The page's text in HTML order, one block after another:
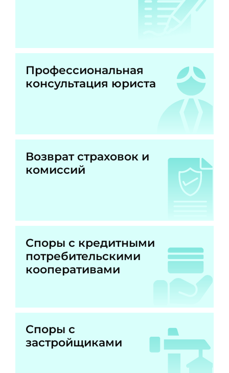
Профессиональная
консультация юриста
Возврат страховок и
комиссий
Споры с кредитными
потребительскими
кооперативами
Споры с
застройщиками